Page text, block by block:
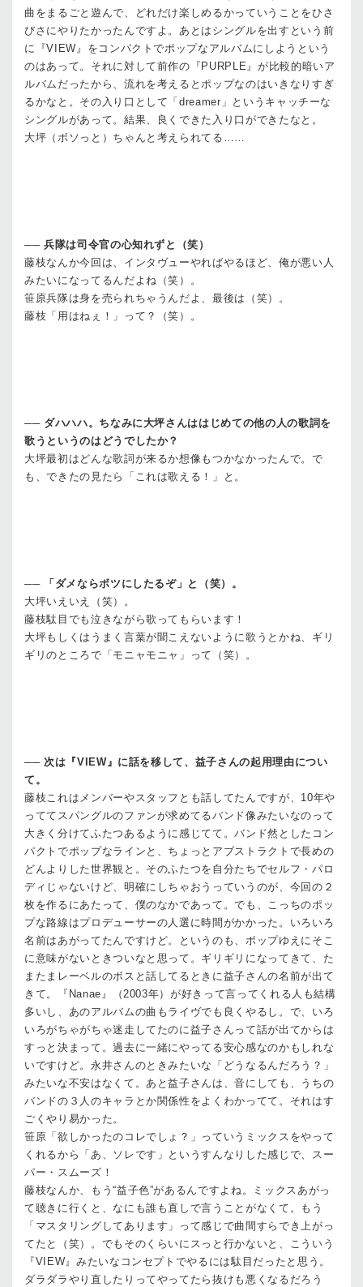
曲をまるごと遊んで、どれだけ楽しめるかっていうことをひさ
びさにやりたかったんですよ。あとはシングルを出すという前
に『VIEW』をコンパクトでポップなアルバムにしようという
のはあって。それに対して前作の『PURPLE』が比較的暗いア
ルバムだったから、流れを考えるとポップなのはいきなりすぎ
るかなと。その入り口として「dreamer」というキャッチーな
シングルがあって。結果、良くできた入り口ができたなと。
大坪 （ボソっと）ちゃんと考えられてる……
── 兵隊は司令官の心知れずと（笑）
藤枝なんか今回は、インタヴューやればやるほど、俺が悪い人
みたいになってるんだよね（笑）。
笹原兵隊は身を売られちゃうんだよ、最後は（笑）。
藤枝 「用はねぇ！」って？（笑）。
── ダハハハ。ちなみに大坪さんははじめての他の人の歌詞を
歌うというのはどうでしたか？
大坪最初はどんな歌詞が来るか想像もつかなかったんで。で
も、できたの見たら「これは歌える！」と。
──
「ダメならボツにしたるぞ」と（笑）。
大坪いえいえ（笑）。
藤枝駄目でも泣きながら歌ってもらいます！
大坪もしくはうまく言葉が聞こえないように歌うとかね、ギリ
ギリのところで「モニャモニャ」って（笑）。
── 次は『VIEW』に話を移して、益子さんの起用理由につい
て。
藤枝これはメンバーやスタッフとも話してたんですが、10年や
っててスパングルのファンが求めてるバンド像みたいなのって
大きく分けてふたつあるように感じてて。バンド然としたコン
パクトでポップなラインと、ちょっとアブストラクトで長めの
どんよりした世界観と。そのふたつを自分たちでセルフ・パロ
ディじゃないけど、明確にしちゃおうっていうのが、今回の２
枚を作るにあたって、僕のなかであって。でも、こっちのポッ
プな路線はプロデューサーの人選に時間がかかった。いろいろ
名前はあがってたんですけど。というのも、ポップゆえにそこ
に意味がないときついなと思って。ギリギリになってきて、た
またまレーベルのボスと話してるときに益子さんの名前が出て
きて。『Nanae』（2003年）が好きって言ってくれる人も結構
多いし、あのアルバムの曲もライヴでも良くやるし。で、いろ
いろがちゃがちゃ迷走してたのに益子さんって話が出てからは
すっと決まって。過去に一緒にやってる安心感なのかもしれな
いですけど。永井さんのときみたいな「どうなるんだろう？」
みたいな不安はなくて。あと益子さんは、音にしても、うちの
バンドの３人のキャラとか関係性をよくわかってて。それはす
ごくやり易かった。
笹原 「欲しかったのコレでしょ？」っていうミックスをやって
くれるから「あ、ソレです」というすんなりした感じで、スー
パー・スムーズ！
藤枝なんか、もう“益子色”があるんですよね。ミックスあがっ
て聴きに行くと、なにも誰も直しで言うことがなくて。もう
「マスタリングしてあります」って感じで曲間すらでき上がっ
てたと（笑）。でもそのくらいにスっと行かないと、こういう
『VIEW』みたいなコンセプトでやるには駄目だったと思う。
ダラダラやり直したりってやってたら抜けも悪くなるだろう